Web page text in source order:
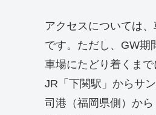
アクセスについては
です。ただし、GW期
車場にたどり着くま
JR「下関駅」からサ
司港（福岡県側）か